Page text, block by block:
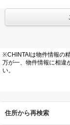
※CHINTAIは物件情報の
万が一、物件情報に相違
い。
住所から再検索